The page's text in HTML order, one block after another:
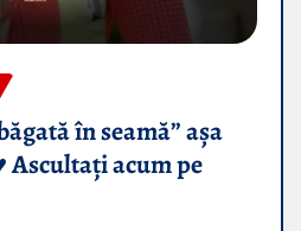
în seamă” așa
Ascultați acum pe